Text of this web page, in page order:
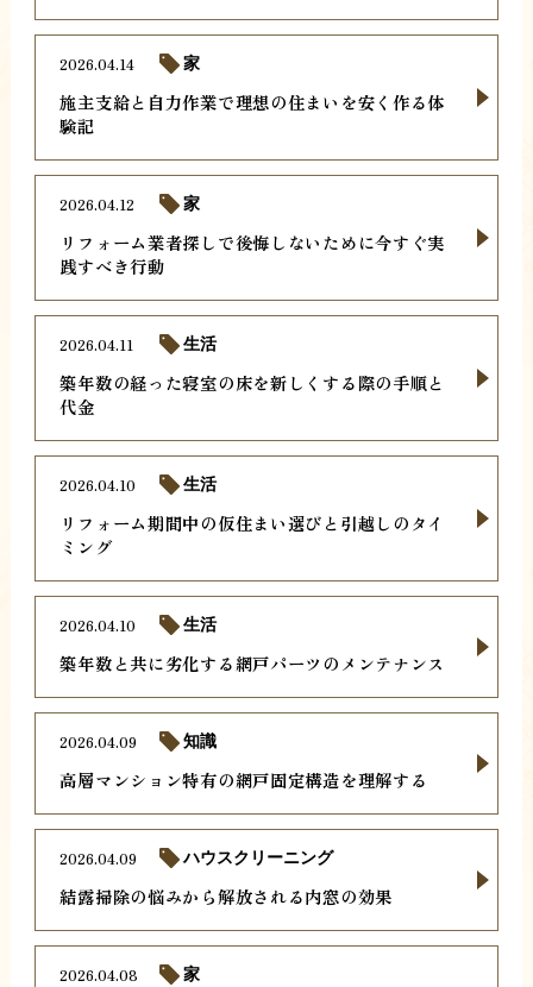
施主支給と自力作業で理想の住まいを安く作る体
験記
2026.04.14 家
リフォーム業者探しで後悔しないために今すぐ実
践すべき行動
2026.04.12 家
築年数の経った寝室の床を新しくする際の手順と
代金
2026.04.11 生活
リフォーム期間中の仮住まい選びと引越しのタイ
ミング
2026.04.10 生活
築年数と共に劣化する網戸パーツのメンテナンス
2026.04.10 生活
高層マンション特有の網戸固定構造を理解する
2026.04.09 知識
結露掃除の悩みから解放される内窓の効果
2026.04.09 ハウスクリーニング
2026.04.08 家